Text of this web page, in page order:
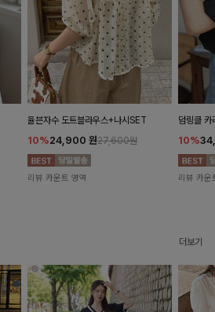
율븐자수 도트블라우스+나시SET
10%24,900 원27,600원
리뷰 카운트 영역
덤링클 카
10%
리뷰 카운
더보기